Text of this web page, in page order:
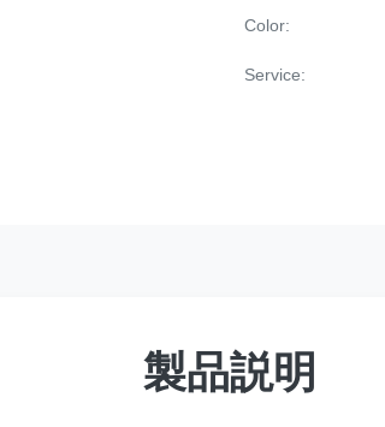
Color:
Service:
製品説明